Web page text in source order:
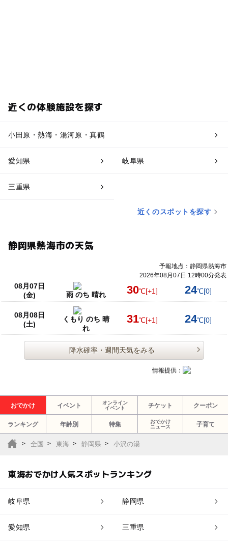
近くの体験施設を探す
小田原・熱海・湯河原・真鶴
愛知県 岐阜県
三重県
近くのスポットを探す
静岡県熱海市の天気
予報地点：静岡県熱海市
2026年08月07日 12時00分発表
08月07日
(金)
雨 のち 晴れ 30℃[+1] 24℃[0]
08月08日
(土)
くもり のち 晴
れ
31℃[+1] 24℃[0]
降水確率・週間天気をみる
情報提供：
おでかけ イベント
オンライン
イベント
チケット クーポン
ランキング 年齢別 特集
おでかけ
ニュース
子育て
全国 東海 静岡県 小沢の湯
東海おでかけ人気スポットランキング
岐阜県 静岡県
愛知県 三重県